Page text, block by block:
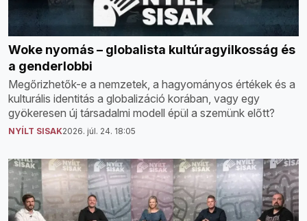
Woke nyomás – globalista kultúragyilkosság és
a genderlobbi
Megőrizhetők-e a nemzetek, a hagyományos értékek és a
kulturális identitás a globalizáció korában, vagy egy
gyökeresen új társadalmi modell épül a szemünk előtt?
NYÍLT SISAK2026. júl. 24. 18:05